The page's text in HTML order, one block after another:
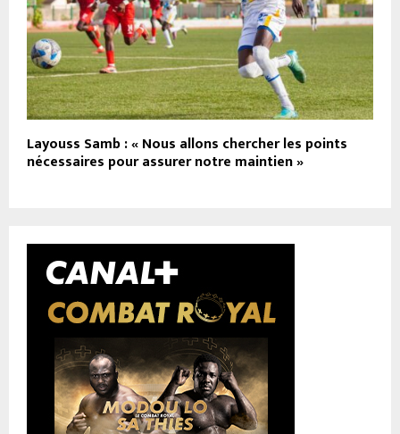
Layouss Samb : « Nous allons chercher les points
nécessaires pour assurer notre maintien »